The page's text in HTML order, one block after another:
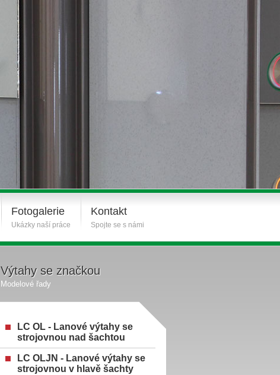
Fotogalerie
Ukázky naší práce
Kontakt
Spojte se s námi
Výtahy se značkou
Modelové řady
LC OL - Lanové výtahy se
strojovnou nad šachtou
LC OLJN - Lanové výtahy se
strojovnou v hlavě šachty